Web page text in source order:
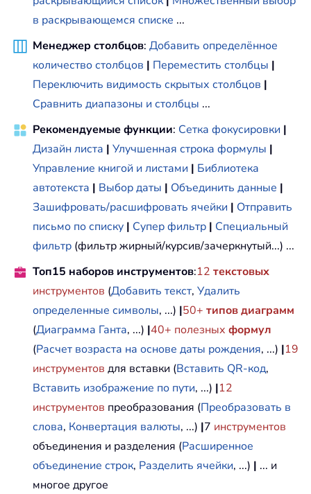
в раскрывающемся списке ...
Менеджер столбцов: Добавить определённое
количество столбцов | Переместить столбцы |
Переключить видимость скрытых столбцов |
Сравнить диапазоны и столбцы ...
Рекомендуемые функции: Сетка фокусировки |
Дизайн листа | Улучшенная строка формулы |
Управление книгой и листами | Библиотека
автотекста | Выбор даты | Объединить данные |
Зашифровать/расшифровать ячейки | Отправить
письмо по списку | Супер фильтр | Специальный
фильтр (фильтр жирный/курсив/зачеркнутый...) ...
Топ15 наборов инструментов:12 текстовых
инструментов (Добавить текст, Удалить
определенные символы, ...) |50+ типов диаграмм
(Диаграмма Ганта, ...) |40+ полезных формул
(Расчет возраста на основе даты рождения, ...) |19
инструментов для вставки (Вставить QR-код,
Вставить изображение по пути, ...) |12
инструментов преобразования (Преобразовать в
слова, Конвертация валюты, ...) |7 инструментов
объединения и разделения (Расширенное
объединение строк, Разделить ячейки, ...) | ... и
многое другое